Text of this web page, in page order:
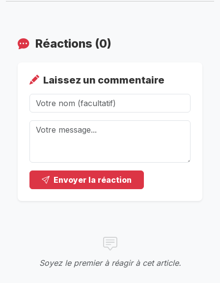
Réactions (0)
Laissez un commentaire
Envoyer la réaction
Soyez le premier à réagir à cet article.